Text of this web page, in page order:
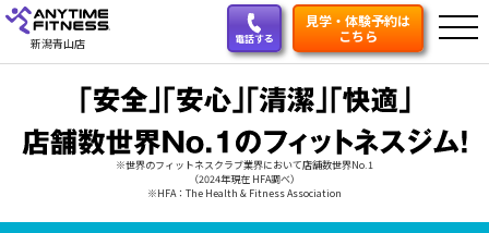
新潟青山店 電話する
見学・体験予約は
こちら
※世界のフィットネスクラブ業界において店舗数世界No.1
（2024年現在 HFA調べ）
※HFA：The Health & Fitness Association